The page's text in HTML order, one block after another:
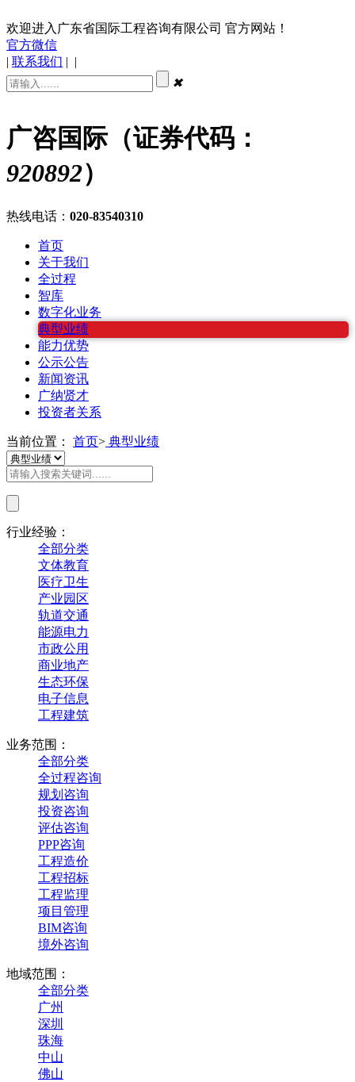
欢迎进入广东省国际工程咨询有限公司 官方网站！
官方微信
| 联系我们 | |
✖
广咨国际（证券代码：
920892）
热线电话： 020-83540310
首页
关于我们
全过程
智库
数字化业务
典型业绩
能力优势
公示公告
新闻资讯
广纳贤才
投资者关系
当前位置： 首页> 典型业绩
行业经验：
全部分类
文体教育
医疗卫生
产业园区
轨道交通
能源电力
市政公用
商业地产
生态环保
电子信息
工程建筑
业务范围：
全部分类
全过程咨询
规划咨询
投资咨询
评估咨询
PPP咨询
工程造价
工程招标
工程监理
项目管理
BIM咨询
境外咨询
地域范围：
全部分类
广州
深圳
珠海
中山
佛山